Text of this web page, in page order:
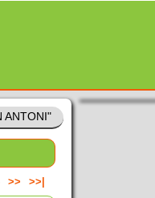
ANTONI"
>> >>|